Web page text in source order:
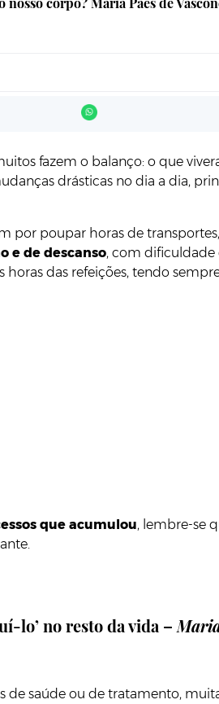
fazem o balanço: o que
drásticas no dia a dia,
poupar horas de
e de descanso, com dificuldade
horas das refeições, tendo
que acumulou, lembre-se
lo’ no resto da vida –
saúde ou de tratamento,